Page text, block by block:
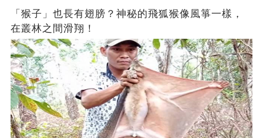
「猴子」也長有翅膀？神秘的飛狐猴像風箏一樣，
在叢林之間滑翔！